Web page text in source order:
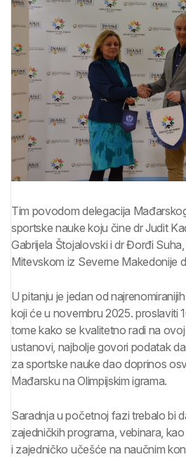
Tim povodom delegacija
sportske nauke koju čine dr Judit
Gabrijela Štojalovski i dr Đorđi
Mitevskom iz Severne Makedonije
U pitanju je jedan od
koji će u novembru 2025. proslaviti
tome kako se kvalitetno radi na
ustanovi, najbolje govori podatak
za sportske nauke dao doprinos
Mađarsku na Olimpijskim igrama.
Saradnja u početnoj fazi trebalo bi
zajedničkih programa, vebinara,
i zajedničko učešće na naučnim